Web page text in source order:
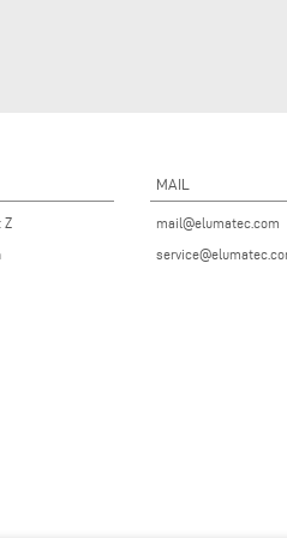
Z
MAIL
mail@elumatec.com